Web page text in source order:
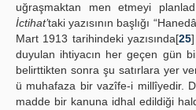
uğraşmaktan men etmeyi
İctihat’taki yazısının başlığı
Mart 1913 tarihindeki yazısında[25
duyulan ihtiyacın her geçen gün
belirttikten sonra şu satırlara yer
ü muhafaza bir vazîfe-i millîyedir.
madde bir kanuna idhal edildiği